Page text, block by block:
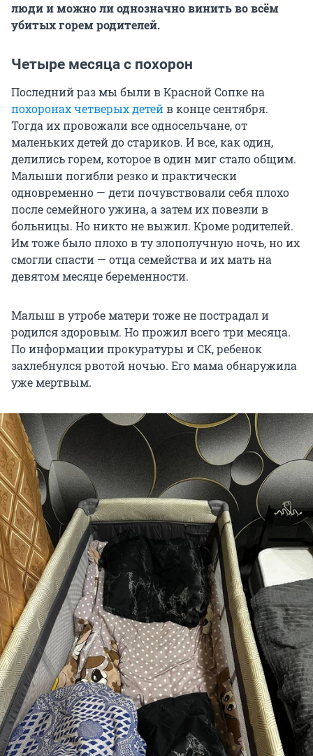
люди и можно ли однозначно винить во всём
убитых горем родителей.
Четыре месяца с похорон
Последний раз мы были в Красной Сопке на
похоронах четверых детейв конце сентября.
Тогда их провожали все односельчане, от
маленьких детей до стариков. И все, как один,
делились горем, которое в один миг стало общим.
Малыши погибли резко и практически
одновременно — дети почувствовали себя плохо
после семейного ужина, а затем их повезли в
больницы. Но никто не выжил. Кроме родителей.
Им тоже было плохо в ту злополучную ночь, но их
смогли спасти — отца семейства и их мать на
девятом месяце беременности.
Малыш в утробе матери тоже не пострадал и
родился здоровым. Но прожил всего три месяца.
По информации прокуратуры и СК, ребенок
захлебнулся рвотой ночью. Его мама обнаружила
уже мертвым.